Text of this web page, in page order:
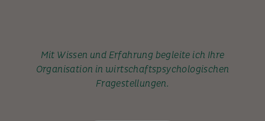
Mit Wissen und Erfahrung begleite ich Ihre
Organisation in wirtschaftspsychologischen
Fragestellungen.